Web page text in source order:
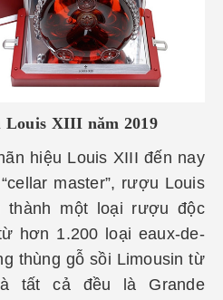
Louis XIII năm 2019
hiệu Louis XIII đến nay
master”, rượu Louis
thành một loại rượu độc
hơn 1.200 loại eaux-de-
thùng gỗ sồi Limousin từ
tất cả đều là Grande